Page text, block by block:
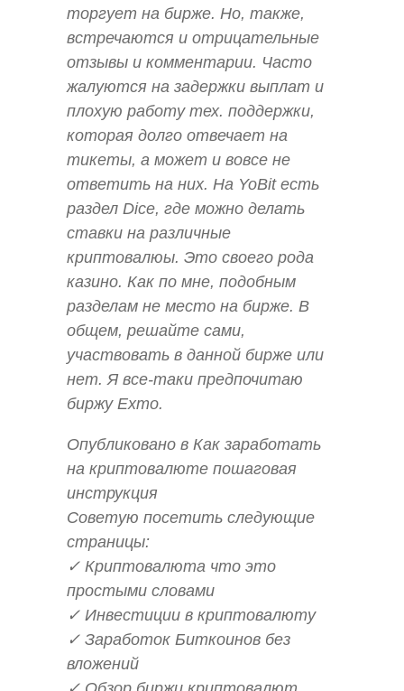
торгует на бирже. Но, также,
встречаются и отрицательные
отзывы и комментарии. Часто
жалуются на задержки выплат и
плохую работу тех. поддержки,
которая долго отвечает на
тикеты, а может и вовсе не
ответить на них. На YoBit есть
раздел Dice, где можно делать
ставки на различные
криптовалюы. Это своего рода
казино. Как по мне, подобным
разделам не место на бирже. В
общем, решайте сами,
участвовать в данной бирже или
нет. Я все-таки предпочитаю
биржу Exmo.
Опубликовано в Как заработать
на криптовалюте пошаговая
инструкция
Советую посетить следующие
страницы:
✓ Криптовалюта что это
простыми словами
✓ Инвестиции в криптовалюту
✓ Заработок Биткоинов без
вложений